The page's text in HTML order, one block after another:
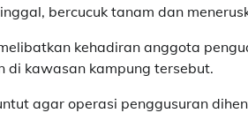
bercucuk tanam dan
kehadiran anggota
di kawasan kampung tersebut.
agar operasi penggusuran